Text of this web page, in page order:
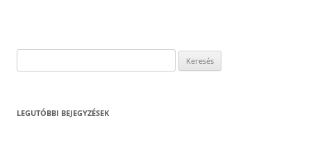
LEGUTÓBBI BEJEGYZÉSEK